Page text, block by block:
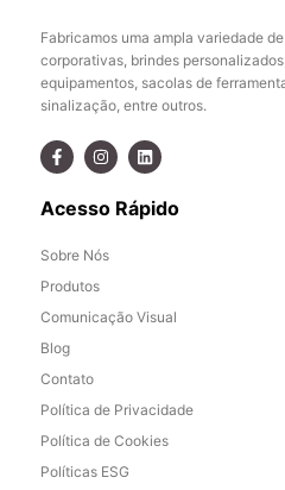
Fabricamos uma ampla variedade
corporativas, brindes
equipamentos, sacolas de
sinalização, entre outros.
Acesso Rápido
Sobre Nós
Produtos
Comunicação Visual
Blog
Contato
Política de Privacidade
Política de Cookies
Políticas ESG